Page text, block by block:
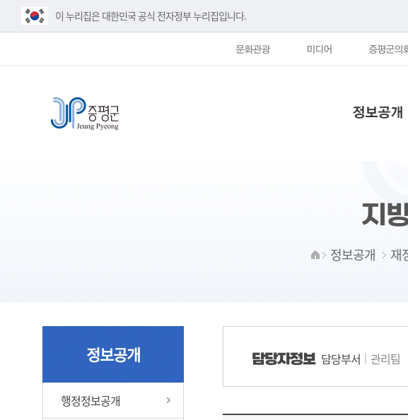
이 누리집은 대한민국 공식 전자정부 누리집입니다.
문화관광 미디어 증평군의
정보공개
지
정보공개 재
정보공개
행정정보공개
담당자정보 담당부서 관리팀